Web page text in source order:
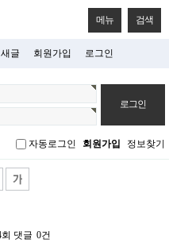
메뉴 검색
새글 회원가입 로그인
자동로그인 회원가입 정보찾기
댓글 0건